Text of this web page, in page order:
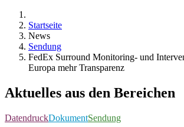
Startseite
News
Sendung
FedEx Surround Monitoring- und
Europa mehr Transparenz
Aktuelles aus den Bereichen
DatendruckDokumentSendung